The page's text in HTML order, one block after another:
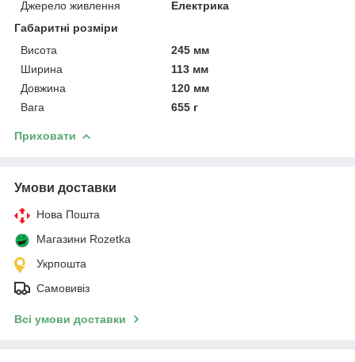
Джерело живлення
Електрика
Габаритні розміри
Висота
245 мм
Ширина
113 мм
Довжина
120 мм
Вага
655 г
Приховати
Умови доставки
Нова Пошта
Магазини Rozetka
Укрпошта
Самовивіз
Всі умови доставки